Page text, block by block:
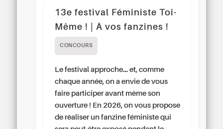
13e festival Féministe Toi-
Même ! | À vos fanzines !
CONCOURS
Le festival approche… et, comme
chaque année, on a envie de vous
faire participer avant même son
ouverture ! En 2026, on vous propose
de réaliser un fanzine féministe qui